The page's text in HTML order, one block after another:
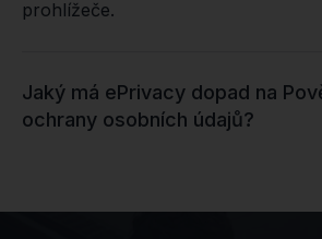
prohlížeče.
Jaký má ePrivacy dopad na
ochrany osobních údajů?